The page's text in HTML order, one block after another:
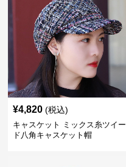
¥4,820 (税込)
キャスケット ミックス糸ツイー
ド八角キャスケット帽